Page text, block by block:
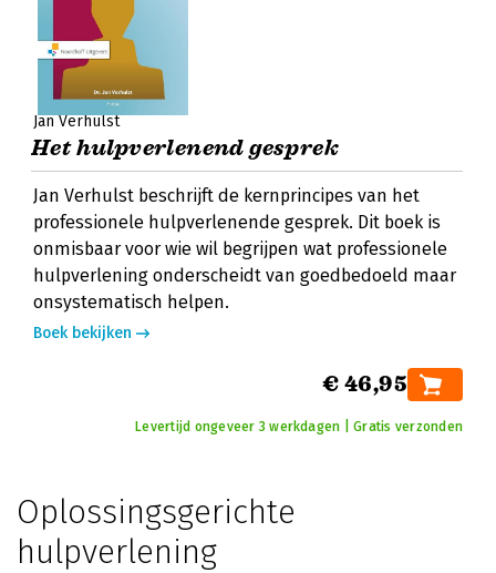
Jan Verhulst
Het hulpverlenend gesprek
Jan Verhulst beschrijft de kernprincipes van het
professionele hulpverlenende gesprek. Dit boek is
onmisbaar voor wie wil begrijpen wat professionele
hulpverlening onderscheidt van goedbedoeld maar
onsystematisch helpen.
Boek bekijken
€ 46,95
Levertijd ongeveer 3 werkdagen | Gratis verzonden
Oplossingsgerichte
hulpverlening